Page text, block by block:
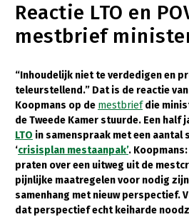
Goed eten
Mooi groen
Sterk ondernemerschap
Transitiepaden
Thema’s
Gezonde planten
Gezonde dieren
Natuur, klimaat en energie
Reactie LTO en
mestbrief
“Inhoudelijk niet te verdedigen en
teleurstellend.” Dat is de reactie
Koopmans op de mestbriefdie
de Tweede Kamer stuurde. Een half
LTO in samenspraak met een
‘crisisplan mestaanpak’.
praten over een uitweg uit de
pijnlijke maatregelen voor nodig
samenhang met nieuw perspectief.
dat perspectief echt keiharde